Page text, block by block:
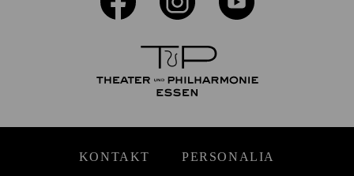
KONTAKT PERSONALIA